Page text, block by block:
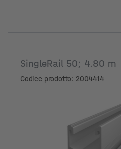
SingleRail 50; 4.80 m
Codice prodotto: 2004414